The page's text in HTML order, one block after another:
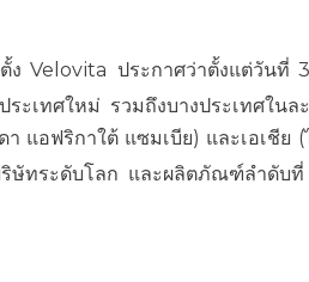
ง Velovita ประกาศว่าตั้งแต่วัน
ะเทศใหม่ รวมถึงบางประเทศในล
แอฟริกาใต้ แซมเบีย) และเอเชีย
ริษัทระดับโลก และผลิตภัณฑ์ลำดับ